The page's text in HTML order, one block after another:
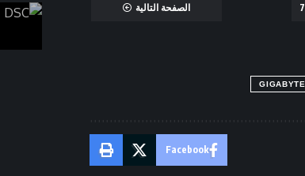
7 الصفحة التالية
GIGABYTE
Facebook